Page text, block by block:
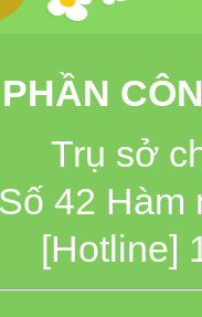
Trụ sở
42
[Hotline]